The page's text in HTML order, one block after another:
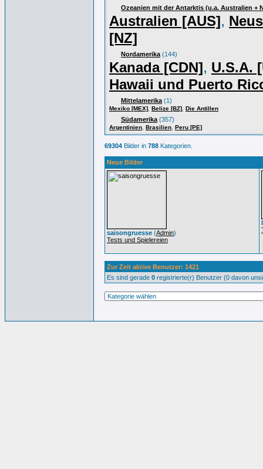
Ozeanien mit der Antarktis (u.a. Australien +
Australien [AUS],
[NZ]
Nordamerika (144)
Kanada [CDN], U.S.A.
Hawaii und Puerto
Mittelamerika (1)
Mexiko [MEX] Belize [BZ] Die Antillen
Südamerika (357)
Argentinien Brasilien Peru [PE]
69304 Bilder in 788 Kategorien.
Neue Bilder
saisongruesse (Admin)
Tests und Spielereien
Zur Zeit aktive Benutzer: 1421
Es sind gerade 0 registrierte(r) Benutzer (0 davon